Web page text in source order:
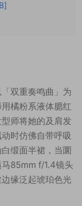
双重奏鸣曲」为
橘粉系液体腮红
师将她的及肩发
时仿佛自带呼吸
缎面半裙，当圜
85mm f/1.4镜头
缘泛起琥珀色光